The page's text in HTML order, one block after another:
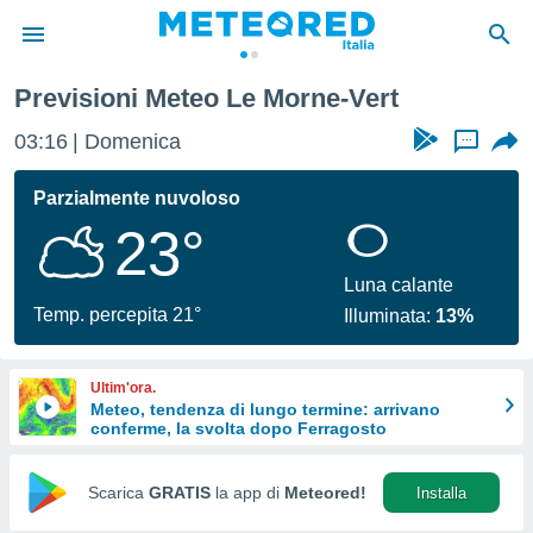
di
per
le
di
Web
Previsioni Meteo Le Morne-Vert
03:16 Domenica ...
Parzialmente nuvoloso
23°
Temp. percepita 21°
Luna calante
Illuminata: 13%
Ultim'ora.
Meteo, tendenza di lungo termine: arrivano
conferme, la svolta dopo Ferragosto
Scarica GRATIS la app di Meteored! Installa